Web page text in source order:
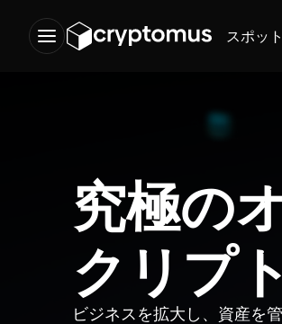
スポット
究極の
クリプ
ビジネスを拡大し、資産を